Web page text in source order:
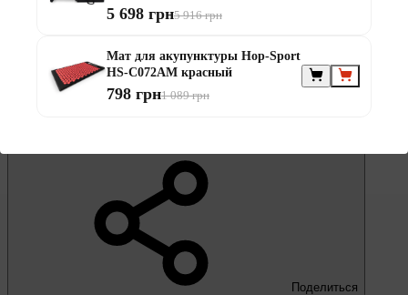
Поделиться
5 698 грн5 916 грн
Мат для акупунктуры Hop-Sport
HS-C072AM красный
798 грн1 089 грн